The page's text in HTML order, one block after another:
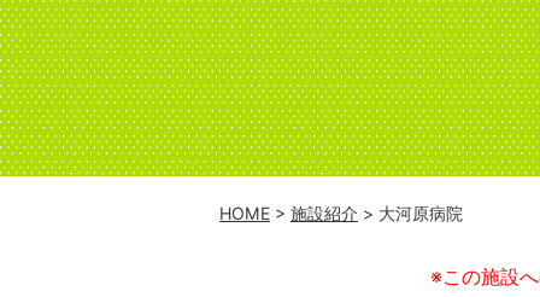
HOME > 施設紹介 > 大河原病院
※この施設